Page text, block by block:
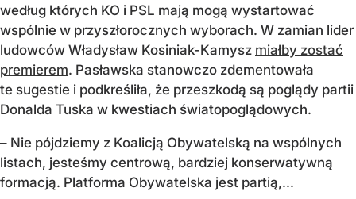
według których KO i PSL mają mogą wystartować
wspólnie w przyszłorocznych wyborach. W zamian lider
ludowców Władysław Kosiniak-Kamysz miałby zostać
premierem. Pasławska stanowczo zdementowała
te sugestie i podkreśliła, że przeszkodą są poglądy partii
Donalda Tuska w kwestiach światopoglądowych.
– Nie pójdziemy z Koalicją Obywatelską na wspólnych
listach, jesteśmy centrową, bardziej konserwatywną
formacją. Platforma Obywatelska jest partią,...